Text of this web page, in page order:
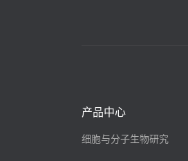
产品中心
细胞与分子生物研究